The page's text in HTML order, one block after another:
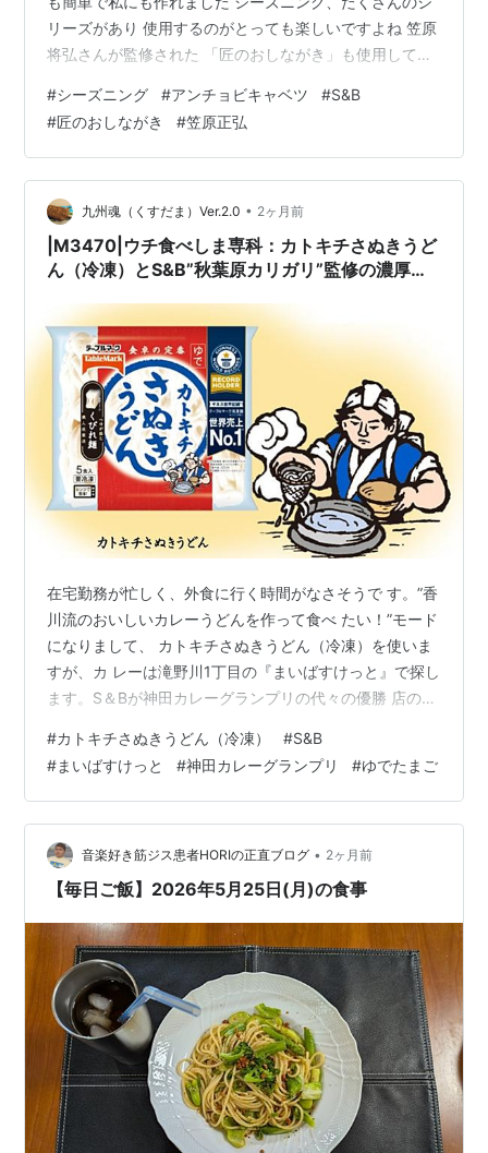
リーズがあり 使用するのがとっても楽しいですよね 笠原
将弘さんが監修された 「匠のおしながき」も使用してみ
両方ともとても美味しかったです ごちそうさまでした ラ
ンキング参加中gooからきました ランキング参加中食べ
物 ランキング参加中【公式】はてなブログ初心者のグル
ープ
#シーズニング #アンチョビキャベツ #S&B
#匠のおしながき #笠原正弘
九州魂（くすだま）Ver.2.0 • 2ヶ月前
|M3470|ウチ食べしま専科：カトキチさぬきうど
ん（冷凍）とS&B”秋葉原カリガリ”監修の濃厚ス
旨かった！
在宅勤務が忙しく、外食に行く時間がなさそうで す。”香
川流のおいしいカレーうどんを作って食べ たい！”モード
になりまして、 カトキチさぬきうどん（冷凍）を使いま
すが、カ レーは滝野川1丁目の『まいばすけっと』で探し
ます。S＆Bが神田カレーグランプリの代々の優勝 店のカ
し、ここはなつかしいな・・などと ニコニコしながら選
んで、 S&B：神田カレーグランプリ第9回優勝”秋葉原カ
リガリ”監修の濃厚スパイスカレーを買ってまい りまし
た！ 5月22日（金） 【Photo by FUJIFILM X100Ⅵ】 ゆ
で上げて湯切りしたアツアツのうど…
#カトキチさぬきうどん（冷凍） #S&B
#まいばすけっと #神田カレーグランプリ #ゆでたまご
音楽好き筋ジス患者HORIの正直ブログ • 2ヶ月前
【毎日ご飯】2026年5月25日(月)の食事